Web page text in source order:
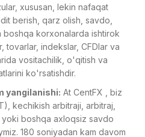
xususan, lekin nafaqat
berish, qarz olish, savdo,
korxonalarda ishtirok
tovarlar, indekslar, CFDlar va
vositachilik, o'qitish va
ko'rsatishdir.
yangilanishi: At CentFX , biz
kechikish arbitraji, arbitraj,
yoki boshqa axloqsiz savdo
180 soniyadan kam davom